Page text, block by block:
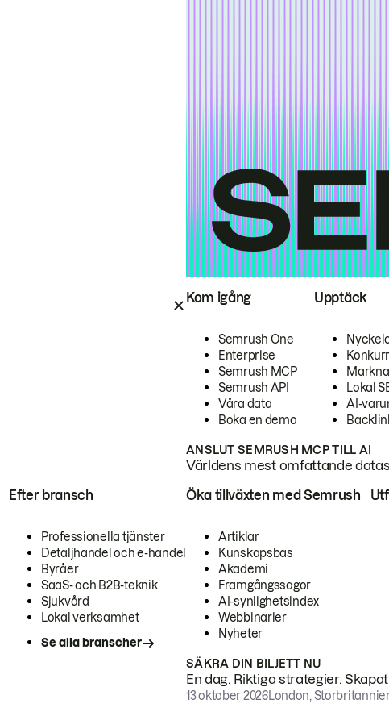
Kom igång
Semrush One
Enterprise
Semrush MCP
Semrush API
Våra data
Boka en demo
Upptäck
Lokal
AI-
ANSLUT SEMRUSH MCP TILL AI
Världens mest omfattande
Efter bransch
Professionella tjänster
Detaljhandel och e-handel
Byråer
SaaS- och B2B-teknik
Sjukvård
Lokal verksamhet
Se alla branscher
Öka tillväxten med Semrush
Artiklar
Kunskapsbas
Akademi
Framgångssagor
AI-synlighetsindex
Webbinarier
Nyheter
SÄKRA DIN BILJETT NU
En dag. Riktiga strategier.
13 oktober 2026London,